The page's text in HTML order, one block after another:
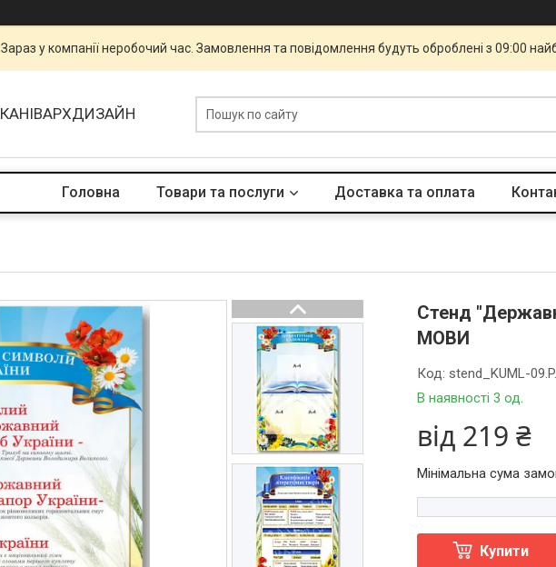
Зараз у компанії неробочий час. Замовлення та повідомлення будуть оброблені з 09:00
КАНІВАРХДИЗАЙН
Головна Товари та послуги Доставка та оплата
Стенд
МОВИ
В наявності 3 од.
Код: stend_KUML-
від 219 ₴
Мінімальна сума
Купити